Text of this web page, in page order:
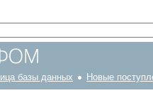
базы данных Новые